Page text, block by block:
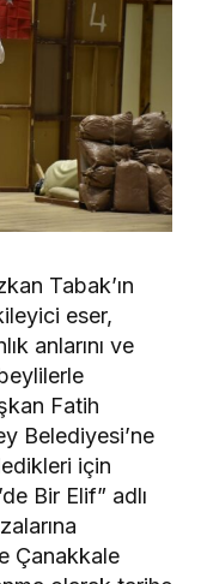
Tabak’ın
eser,
anlarını ve
Fatih
Belediyesi’ne
için
Bir Elif” adlı
Çanakkale